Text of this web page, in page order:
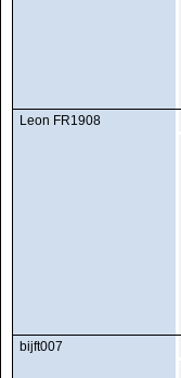
Leon FR1908
bijft007